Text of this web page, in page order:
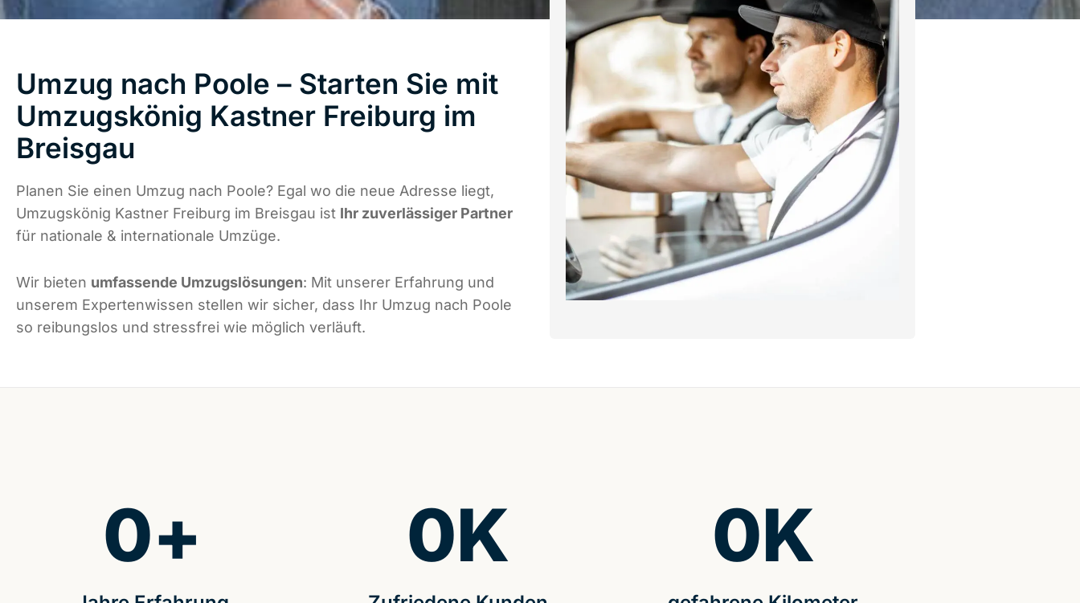
Umzug nach Poole – Starten Sie mit
Umzugskönig Kastner Freiburg im
Breisgau
Planen Sie einen Umzug nach Poole? Egal wo die neue Adresse liegt,
Umzugskönig Kastner Freiburg im Breisgau ist Ihr zuverlässiger Partner
für nationale & internationale Umzüge.
Wir bieten umfassende Umzugslösungen: Mit unserer Erfahrung und
unserem Expertenwissen stellen wir sicher, dass Ihr Umzug nach Poole
so reibungslos und stressfrei wie möglich verläuft.
0+ 0K 0K